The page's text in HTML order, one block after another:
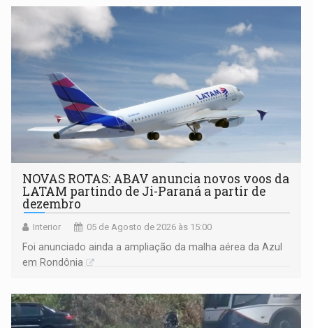
NOVAS ROTAS: ABAV anuncia novos voos da
LATAM partindo de Ji-Paraná a partir de
dezembro
Interior 05 de Agosto de 2026 às 15:00
Foi anunciado ainda a ampliação da malha aérea da Azul
em Rondônia